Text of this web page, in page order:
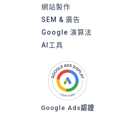
網站製作
SEM & 廣告
Google 演算法
AI工具
Google Ads認證